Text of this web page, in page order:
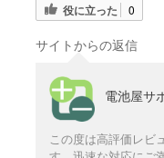
役に立った 0
サイトからの返信
電池屋サ
この度は高評価レビ